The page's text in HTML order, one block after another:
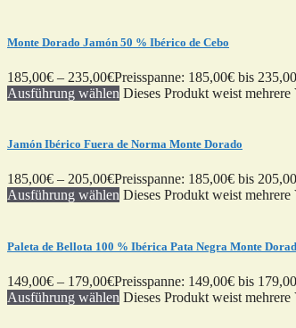
Monte Dorado Jamón 50 % Ibérico de Cebo
185,00€ – 235,00€Preisspanne: 185,00€ bis
Ausführung wählen Dieses Produkt weist
Jamón Ibérico Fuera de Norma Monte Dorado
185,00€ – 205,00€Preisspanne: 185,00€ bis
Ausführung wählen Dieses Produkt weist
Paleta de Bellota 100 % Ibérica Pata Negra Monte
149,00€ – 179,00€Preisspanne: 149,00€ bis
Ausführung wählen Dieses Produkt weist